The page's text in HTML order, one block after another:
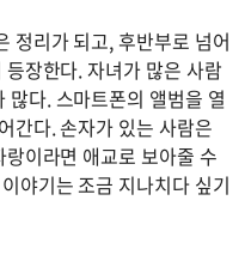
정리가 되고, 후반부로 넘어
등장한다. 자녀가 많은 사람
다. 스마트폰의 앨범을 열
간다. 손자가 있는 사람은
이라면 애교로 보아줄 수
야기는 조금 지나치다 싶기